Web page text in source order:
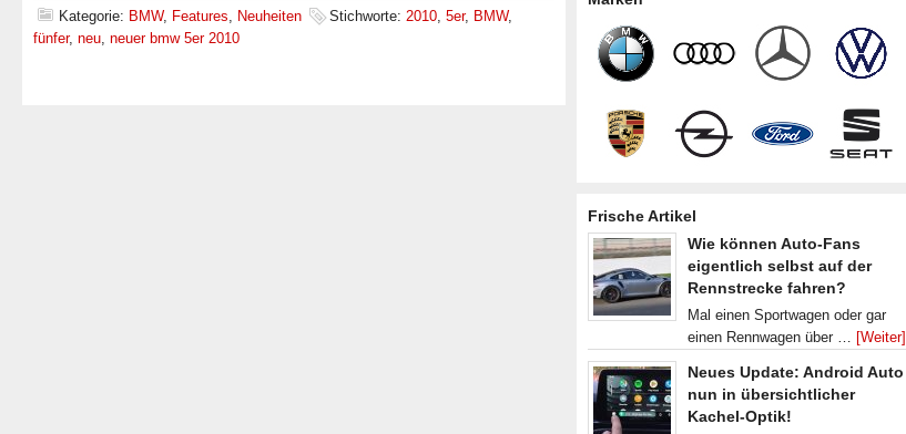
Kategorie: BMW, Features, Neuheiten Stichworte: 2010, 5er, BMW,
fünfer, neu, neuer bmw 5er 2010
Frische Artikel
Wie können Auto-Fans
eigentlich selbst auf der
Rennstrecke fahren?
Mal einen Sportwagen oder gar
einen Rennwagen über … [Weiter]
Neues Update: Android Auto
nun in übersichtlicher
Kachel-Optik!